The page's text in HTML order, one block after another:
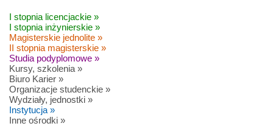
I stopnia licencjackie »
I stopnia inżynierskie »
Magisterskie jednolite »
II stopnia magisterskie »
Studia podyplomowe »
Kursy, szkolenia »
Biuro Karier »
Organizacje studenckie »
Wydziały, jednostki »
Instytucja »
Inne ośrodki »